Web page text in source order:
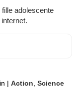
adolescente
| Action ,Science